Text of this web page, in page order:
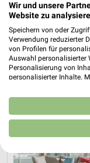
Gültig bis Fr. 14.08.
Wir und unsere
Website zu
Speichern von oder
Verwendung reduzierter
von Profilen für
Auswahl personalisierter
Personalisierung von
personalisierter Inhalte.
Kombinationen von
Verbesserung der
von Inhalten.
Daten können
USA gesendet werden.
Website/App.